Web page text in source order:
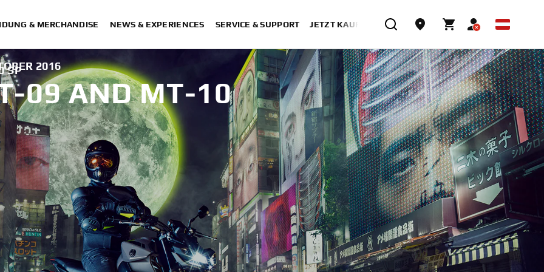
& MERCHANDISE NEWS & EXPERIENCES SERVICE & SUPPORT JETZT KAUFEN
SP 2016
09 AND MT-10